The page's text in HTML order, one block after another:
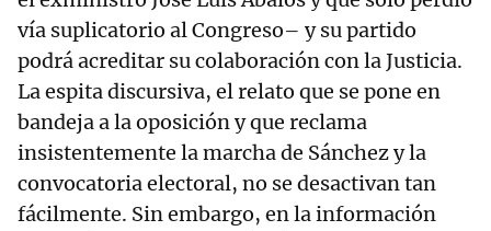
vía suplicatorio al Congreso– y su partido
podrá acreditar su colaboración con la Justicia.
La espita discursiva, el relato que se pone en
bandeja a la oposición y que reclama
insistentemente la marcha de Sánchez y la
convocatoria electoral, no se desactivan tan
fácilmente. Sin embargo, en la información